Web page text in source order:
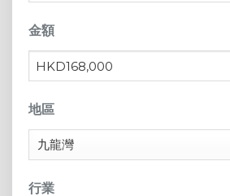
金額
地區
行業